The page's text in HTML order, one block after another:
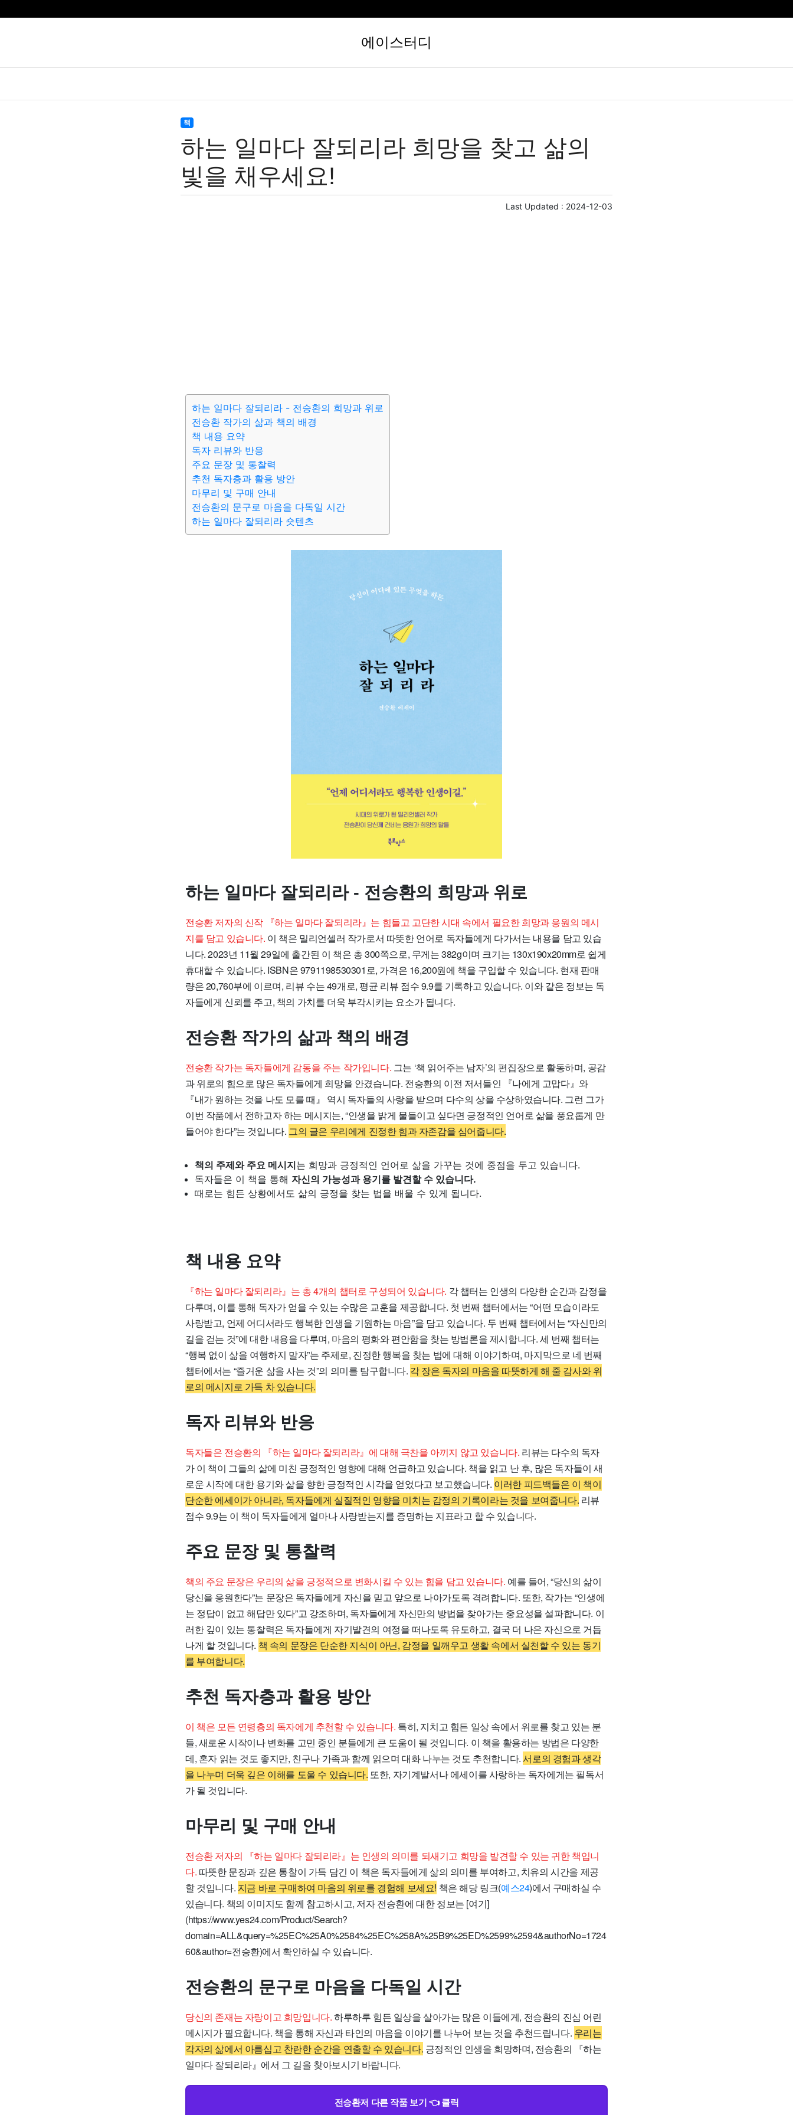
에이스터디
책
하는 일마다 잘되리라 희망을 찾고 삶의
빛을 채우세요!
Last Updated : 2024-12-03
하는 일마다 잘되리라 - 전승환의 희망과 위로
전승환 작가의 삶과 책의 배경
책 내용 요약
독자 리뷰와 반응
주요 문장 및 통찰력
추천 독자층과 활용 방안
마무리 및 구매 안내
전승환의 문구로 마음을 다독일 시간
하는 일마다 잘되리라 숏텐츠
하는 일마다 잘되리라 - 전승환의 희망과 위로
전승환 저자의 신작 『하는 일마다 잘되리라』는 힘들고 고단한 시대 속에서 필요한 희망과 응원의 메시
지를 담고 있습니다. 이 책은 밀리언셀러 작가로서 따뜻한 언어로 독자들에게 다가서는 내용을 담고 있습
니다. 2023년 11월 29일에 출간된 이 책은 총 300쪽으로, 무게는 382g이며 크기는 130x190x20mm로 쉽게
휴대할 수 있습니다. ISBN은 9791198530301로, 가격은 16,200원에 책을 구입할 수 있습니다. 현재 판매
량은 20,760부에 이르며, 리뷰 수는 49개로, 평균 리뷰 점수 9.9를 기록하고 있습니다. 이와 같은 정보는 독
자들에게 신뢰를 주고, 책의 가치를 더욱 부각시키는 요소가 됩니다.
전승환 작가의 삶과 책의 배경
전승환 작가는 독자들에게 감동을 주는 작가입니다. 그는 ‘책 읽어주는 남자’의 편집장으로 활동하며, 공감
과 위로의 힘으로 많은 독자들에게 희망을 안겼습니다. 전승환의 이전 저서들인 『나에게 고맙다』와
『내가 원하는 것을 나도 모를 때』 역시 독자들의 사랑을 받으며 다수의 상을 수상하였습니다. 그런 그가
이번 작품에서 전하고자 하는 메시지는, “인생을 밝게 물들이고 싶다면 긍정적인 언어로 삶을 풍요롭게 만
들어야 한다”는 것입니다. 그의 글은 우리에게 진정한 힘과 자존감을 심어줍니다.
책의 주제와 주요 메시지는 희망과 긍정적인 언어로 삶을 가꾸는 것에 중점을 두고 있습니다.
독자들은 이 책을 통해 자신의 가능성과 용기를 발견할 수 있습니다.
때로는 힘든 상황에서도 삶의 긍정을 찾는 법을 배울 수 있게 됩니다.
책 내용 요약
『하는 일마다 잘되리라』는 총 4개의 챕터로 구성되어 있습니다. 각 챕터는 인생의 다양한 순간과 감정을
다루며, 이를 통해 독자가 얻을 수 있는 수많은 교훈을 제공합니다. 첫 번째 챕터에서는 “어떤 모습이라도
사랑받고, 언제 어디서라도 행복한 인생을 기원하는 마음”을 담고 있습니다. 두 번째 챕터에서는 “자신만의
길을 걷는 것”에 대한 내용을 다루며, 마음의 평화와 편안함을 찾는 방법론을 제시합니다. 세 번째 챕터는
“행복 없이 삶을 여행하지 말자”는 주제로, 진정한 행복을 찾는 법에 대해 이야기하며, 마지막으로 네 번째
챕터에서는 “즐거운 삶을 사는 것”의 의미를 탐구합니다. 각 장은 독자의 마음을 따뜻하게 해 줄 감사와 위
로의 메시지로 가득 차 있습니다.
독자 리뷰와 반응
독자들은 전승환의 『하는 일마다 잘되리라』에 대해 극찬을 아끼지 않고 있습니다. 리뷰는 다수의 독자
가 이 책이 그들의 삶에 미친 긍정적인 영향에 대해 언급하고 있습니다. 책을 읽고 난 후, 많은 독자들이 새
로운 시작에 대한 용기와 삶을 향한 긍정적인 시각을 얻었다고 보고했습니다. 이러한 피드백들은 이 책이
단순한 에세이가 아니라, 독자들에게 실질적인 영향을 미치는 감정의 기록이라는 것을 보여줍니다. 리뷰
점수 9.9는 이 책이 독자들에게 얼마나 사랑받는지를 증명하는 지표라고 할 수 있습니다.
주요 문장 및 통찰력
책의 주요 문장은 우리의 삶을 긍정적으로 변화시킬 수 있는 힘을 담고 있습니다. 예를 들어, “당신의 삶이
당신을 응원한다”는 문장은 독자들에게 자신을 믿고 앞으로 나아가도록 격려합니다. 또한, 작가는 “인생에
는 정답이 없고 해답만 있다”고 강조하며, 독자들에게 자신만의 방법을 찾아가는 중요성을 설파합니다. 이
러한 깊이 있는 통찰력은 독자들에게 자기발견의 여정을 떠나도록 유도하고, 결국 더 나은 자신으로 거듭
나게 할 것입니다. 책 속의 문장은 단순한 지식이 아닌, 감정을 일깨우고 생활 속에서 실천할 수 있는 동기
를 부여합니다.
추천 독자층과 활용 방안
이 책은 모든 연령층의 독자에게 추천할 수 있습니다. 특히, 지치고 힘든 일상 속에서 위로를 찾고 있는 분
들, 새로운 시작이나 변화를 고민 중인 분들에게 큰 도움이 될 것입니다. 이 책을 활용하는 방법은 다양한
데, 혼자 읽는 것도 좋지만, 친구나 가족과 함께 읽으며 대화 나누는 것도 추천합니다.서로의 경험과 생각
을 나누며 더욱 깊은 이해를 도울 수 있습니다. 또한, 자기계발서나 에세이를 사랑하는 독자에게는 필독서
가 될 것입니다.
마무리 및 구매 안내
전승환 저자의 『하는 일마다 잘되리라』는 인생의 의미를 되새기고 희망을 발견할 수 있는 귀한 책입니
다. 따뜻한 문장과 깊은 통찰이 가득 담긴 이 책은 독자들에게 삶의 의미를 부여하고, 치유의 시간을 제공
할 것입니다. 지금 바로 구매하여 마음의 위로를 경험해 보세요! 책은 해당 링크(예스24)에서 구매하실 수
있습니다. 책의 이미지도 함께 참고하시고, 저자 전승환에 대한 정보는 [여기]
(https://www.yes24.com/Product/Search?
domain=ALL&query=%25EC%25A0%2584%25EC%258A%25B9%25ED%2599%2594&authorNo=1724
60&author=전승환)에서 확인하실 수 있습니다.
전승환의 문구로 마음을 다독일 시간
당신의 존재는 자랑이고 희망입니다.하루하루 힘든 일상을 살아가는 많은 이들에게, 전승환의 진심 어린
메시지가 필요합니다. 책을 통해 자신과 타인의 마음을 이야기를 나누어 보는 것을 추천드립니다. 우리는
각자의 삶에서 아름십고 찬란한 순간을 연출할 수 있습니다. 긍정적인 인생을 희망하며, 전승환의 『하는
일마다 잘되리라』에서 그 길을 찾아보시기 바랍니다.
전승환저 다른 작품 보기 👈 클릭